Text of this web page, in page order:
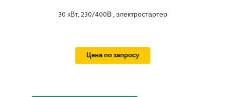
30 кВт, 230/400В , электростартер
Цена по запросу